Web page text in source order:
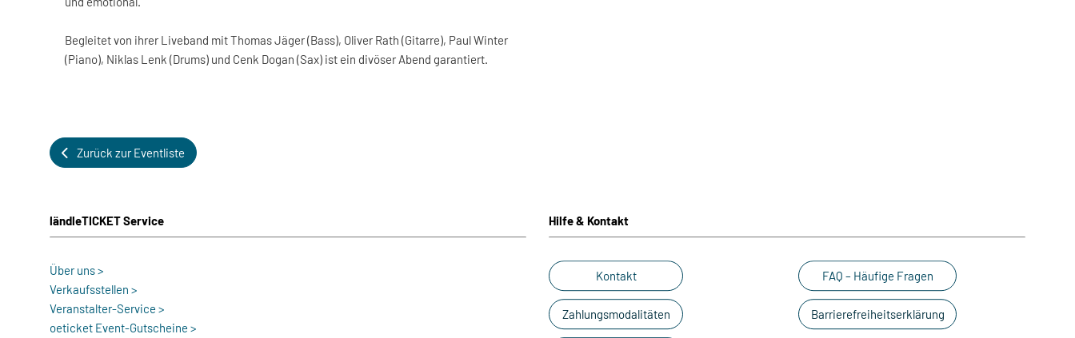
Begleitet von ihrer Liveband mit Thomas Jäger (Bass), Oliver Rath (Gitarre), Paul Winter
(Piano), Niklas Lenk (Drums) und Cenk Dogan (Sax) ist ein divöser Abend garantiert.
Zurück zur Eventliste
ländleTICKET Service
Über uns >
Verkaufsstellen >
Veranstalter-Service >
oeticket Event-Gutscheine >
Hilfe & Kontakt
Kontakt
Zahlungsmodalitäten
FAQ – Häufige Fragen
Barrierefreiheitserklärung